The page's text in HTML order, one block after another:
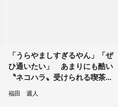
「うらやましすぎるやん」「ぜ
ひ通いたい」 あまりにも酷い
〝ネコハラ〟受けられる喫茶店
に5.3万人驚がく
福田 週人